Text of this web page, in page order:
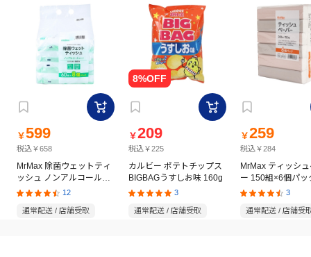
￥599
税込￥658
MrMax 除菌ウェットティ
ッシュ ノンアルコールタ
イプ 60枚×8個パック
12
通常配送 / 店舗受取
￥209
税込￥225
カルビー ポテトチップス
BIGBAGうすしお味 160g
3
通常配送 / 店舗受取
￥259
税込￥284
MrMax ティッシ
ー 150組×6個パッ
3
通常配送 / 店舗受